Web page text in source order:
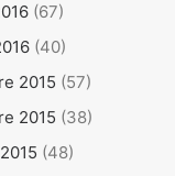
(67)
(40)
2015 (57)
2015 (38)
(48)